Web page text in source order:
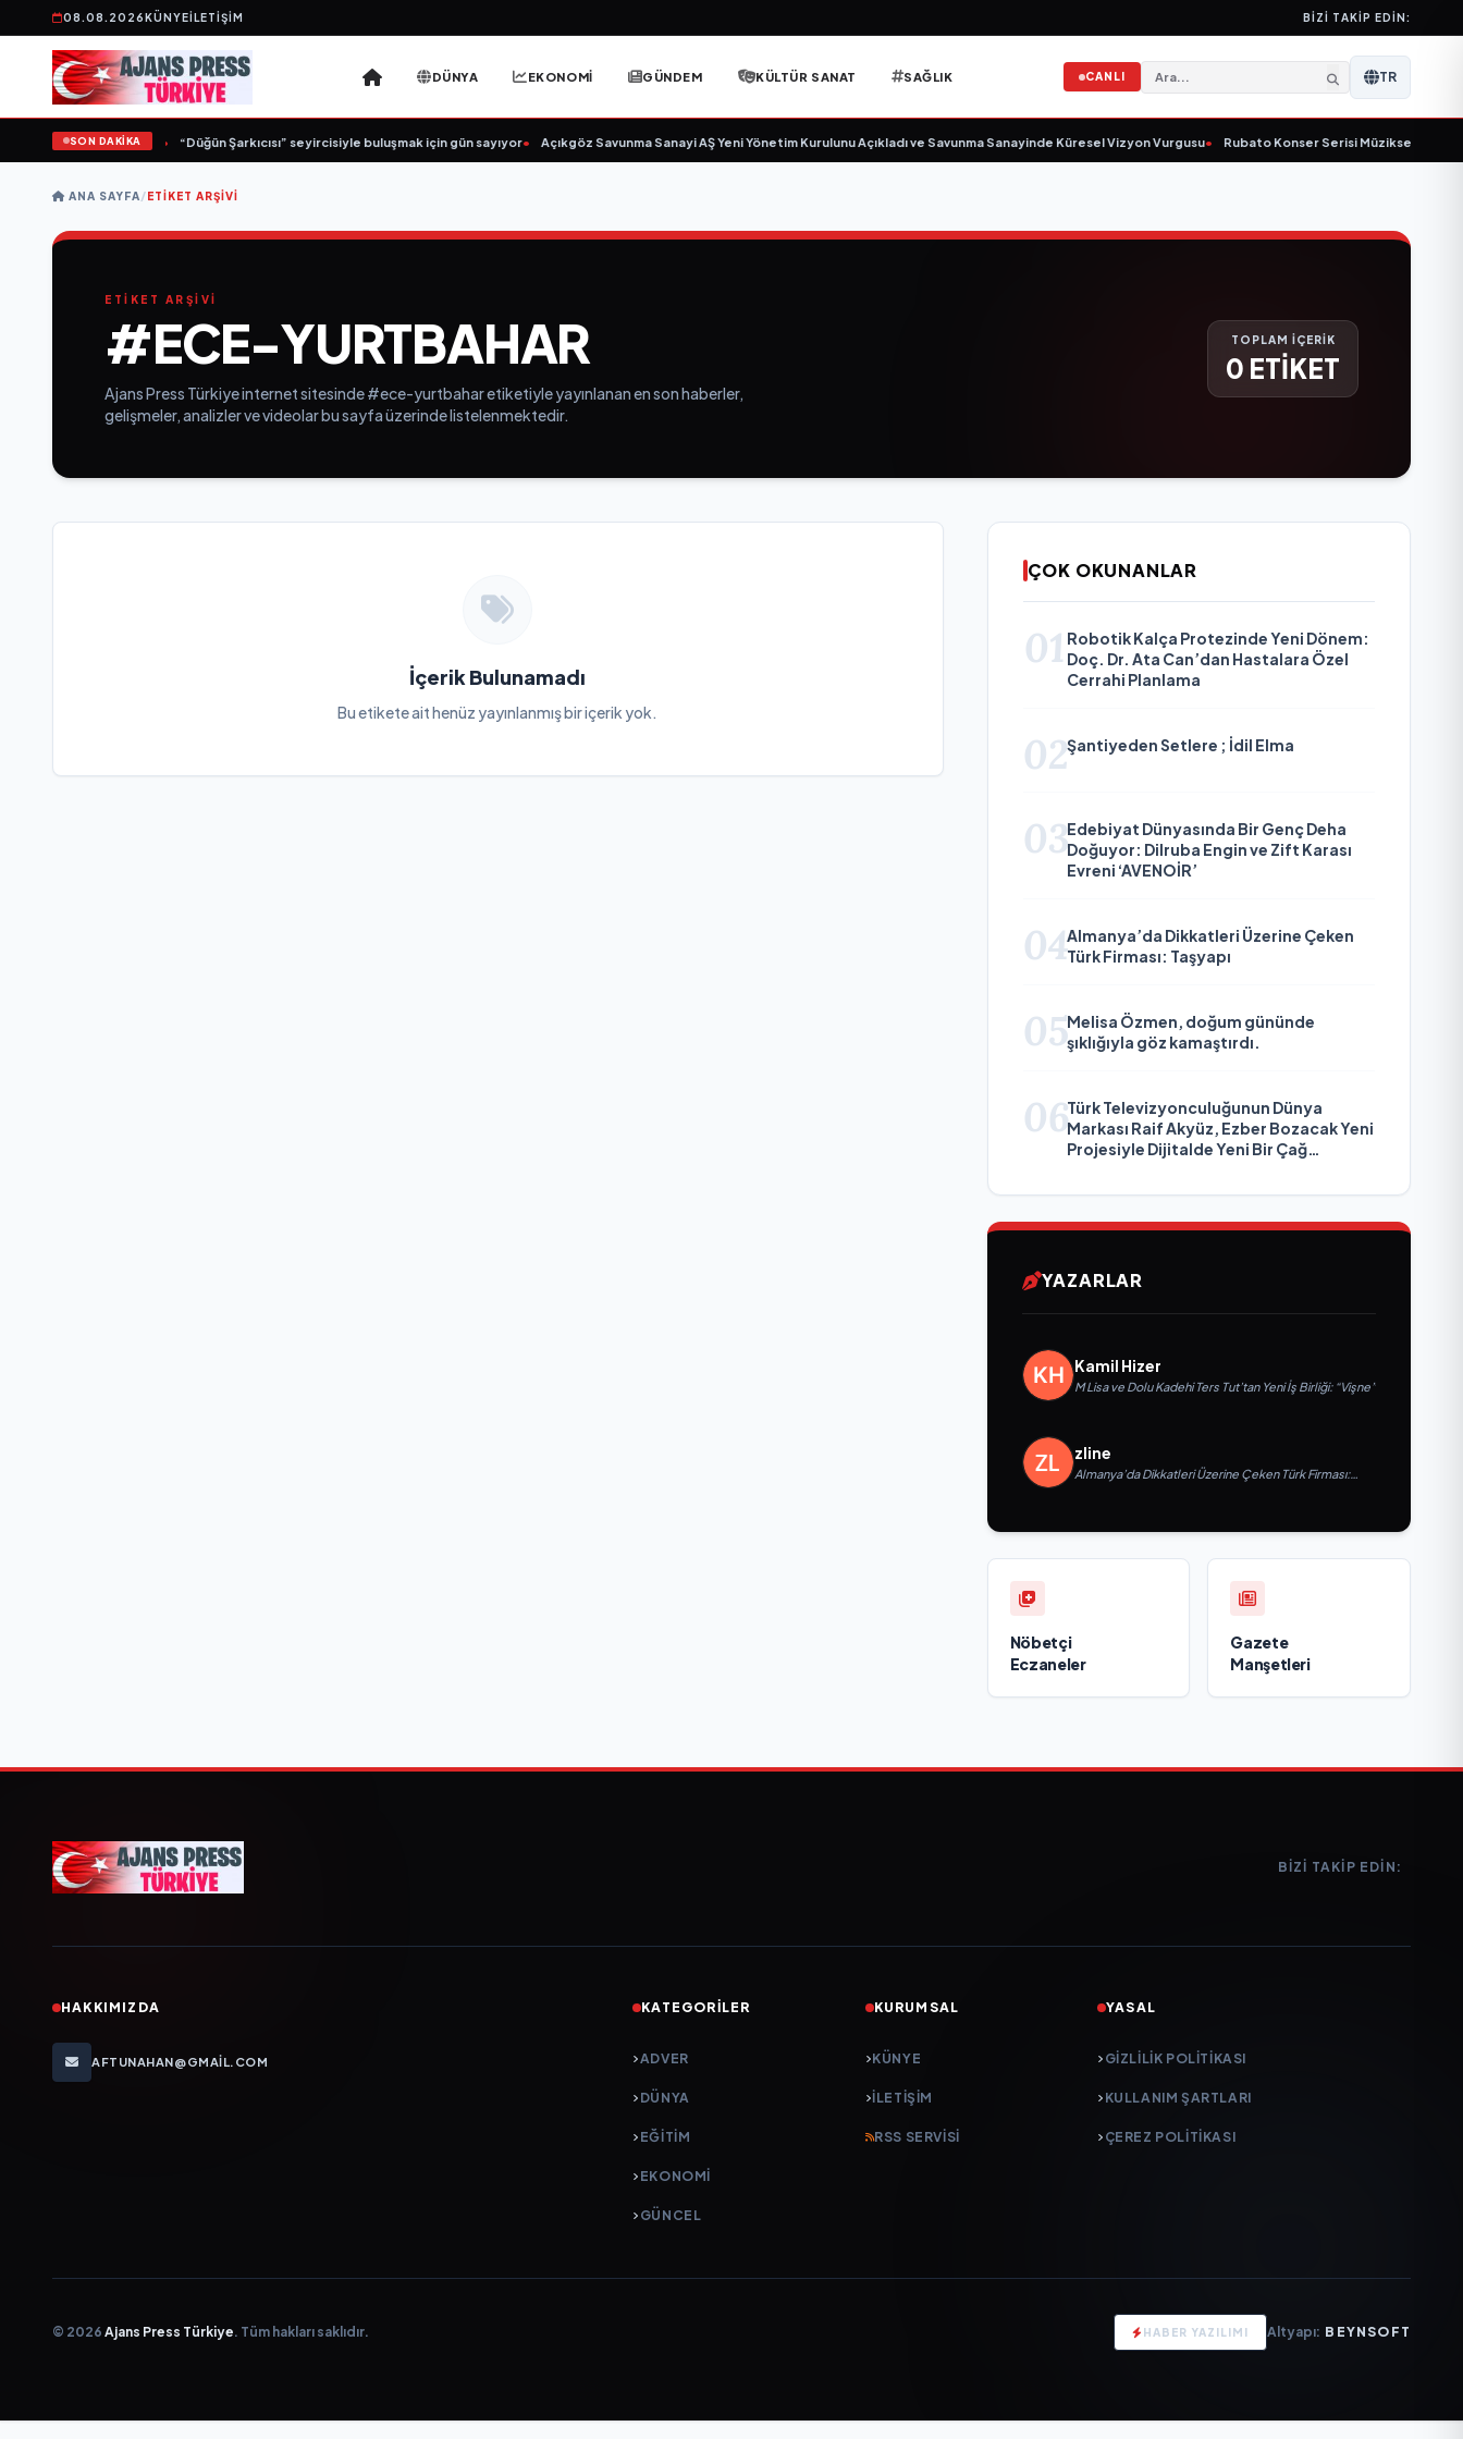
08.08.2026KÜNYEİLETIŞIM BIZI TAKIP EDIN:
DÜNYA EKONOMİ GÜNDEM KÜLTÜR SANAT SAĞLIK CANLI TR
SON DAKİKA
Yeni İş Birliği: “Vişne” “Düğün Şarkıcısı” seyircisiyle buluşmak için gün sayıyor• Açıkgöz Savunma Sanayi AŞ Yeni Yönetim Kurulunu Açıkladı ve Savunma Sanayinde Küresel Vizyon Vurgusu• Rubato Konser Serisi Müzikseverlerle
ANA SAYFA/ETIKET ARŞIVI
ETİKET ARŞİVİ
#ECE-YURTBAHAR
Ajans Press Türkiye internet sitesinde #ece-yurtbahar etiketiyle yayınlanan en son haberler,
gelişmeler, analizler ve videolar bu sayfa üzerinde listelenmektedir.
TOPLAM İÇERİK
0 ETİKET
İçerik Bulunamadı
Bu etikete ait henüz yayınlanmış bir içerik yok.
ÇOK OKUNANLAR
01 Robotik Kalça Protezinde Yeni Dönem:
Doç. Dr. Ata Can’dan Hastalara Özel
Cerrahi Planlama
02Şantiyeden Setlere ; İdil Elma
03Edebiyat Dünyasında Bir Genç Deha
Doğuyor: Dilruba Engin ve Zift Karası
Evreni ‘AVENOİR’
04Almanya’da Dikkatleri Üzerine Çeken
Türk Firması: Taşyapı
05Melisa Özmen, doğum gününde
şıklığıyla göz kamaştırdı.
06Türk Televizyonculuğunun Dünya
Markası Raif Akyüz, Ezber Bozacak Yeni
Projesiyle Dijitalde Yeni Bir Çağ
YAZARLAR
Kamil Hizer
M Lisa ve Dolu Kadehi Ters Tut’tan Yeni İş Birliği: “Vişne”
zline
Almanya’da Dikkatleri Üzerine Çeken Türk Firması:
Nöbetçi
Eczaneler
Gazete
Manşetleri
BIZI TAKIP EDIN:
HAKKIMIZDA
AFTUNAHAN@GMAIL.COM
KATEGORILER
ADVER
DÜNYA
EĞİTİM
EKONOMİ
GÜNCEL
KURUMSAL
KÜNYE
İLETIŞIM
RSS SERVISI
YASAL
GIZLILIK POLITIKASI
KULLANIM ŞARTLARI
ÇEREZ POLITIKASI
© 2026 Ajans Press Türkiye. Tüm hakları saklıdır. HABER YAZILIMI Altyapı: BEYNSOFT